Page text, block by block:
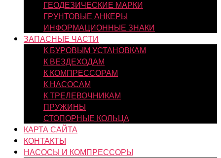
ГЕОДЕЗИЧЕСКИЕ МАРКИ
ГРУНТОВЫЕ АНКЕРЫ
ИНФОРМАЦИОННЫЕ ЗНАКИ
ЗАПАСНЫЕ ЧАСТИ
К БУРОВЫМ УСТАНОВКАМ
К ВЕЗДЕХОДАМ
К КОМПРЕССОРАМ
К НАСОСАМ
К ТРЕЛЕВОЧНИКАМ
ПРУЖИНЫ
СТОПОРНЫЕ КОЛЬЦА
КАРТА САЙТА
КОНТАКТЫ
НАСОСЫ И КОМПРЕССОРЫ